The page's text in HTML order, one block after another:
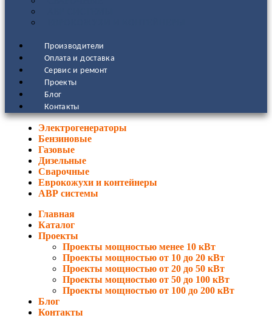
Производители
Оплата и доставка
Сервис и ремонт
Проекты
Блог
Контакты
Электрогенераторы
Бензиновые
Газовые
Дизельные
Сварочные
Еврокожухи и контейнеры
АВР системы
Главная
Каталог
Проекты
Проекты мощностью менее 10 кВт
Проекты мощностью от 10 до 20 кВт
Проекты мощностью от 20 до 50 кВт
Проекты мощностью от 50 до 100 кВт
Проекты мощностью от 100 до 200 кВт
Блог
Контакты